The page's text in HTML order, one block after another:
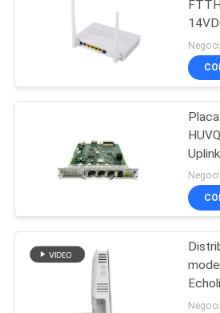
NOKIA
Caixa
fibra ótica